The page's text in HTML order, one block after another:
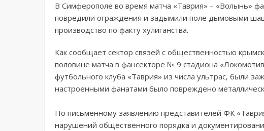
В Симферополе во время матча «Таврия» – «Волынь»
повредили ограждения и задымили поле дымовыми
производство по факту хулиганства.
Как сообщает сектор связей с общественностью
половине матча в фансекторе № 9 стадиона
футбольного клуба «Таврия» из числа ультрас, были
настроенными фанатами было повреждено
По письменному заявлению представителей ФК
нарушений общественного порядка и